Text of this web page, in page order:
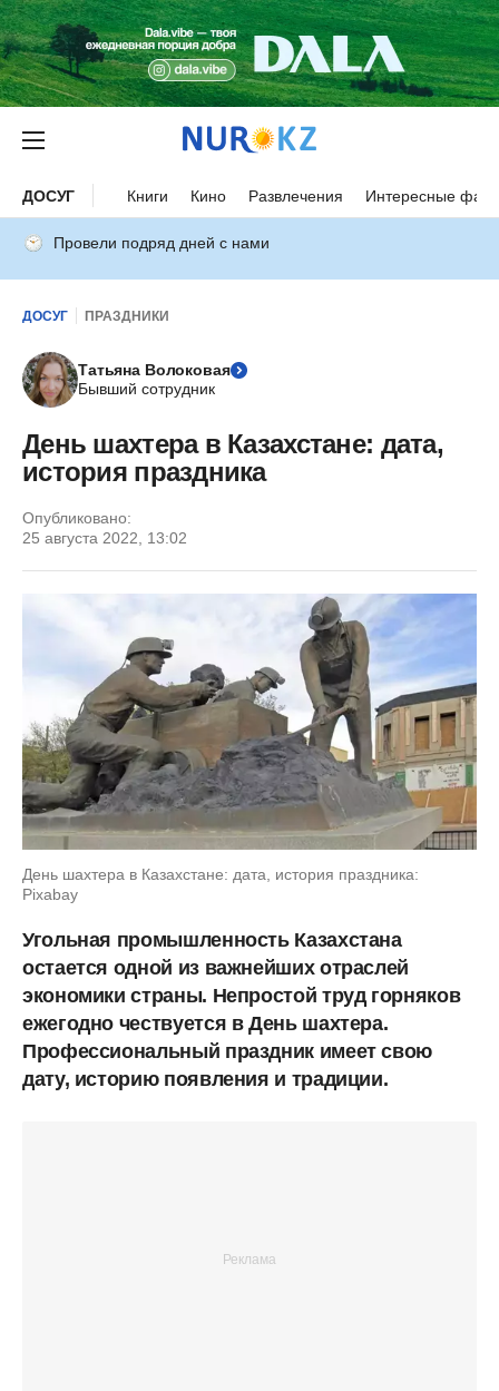
ДОСУГ Книги Кино Развлечения Интересные
Провели подряд дней с нами
ДОСУГ ПРАЗДНИКИ
Татьяна Волоковая
Бывший сотрудник
День шахтера в Казахстане: дата,
история праздника
Опубликовано:
25 августа 2022, 13:02
День шахтера в Казахстане: дата, история праздника:
Pixabay
Угольная промышленность Казахстана
остается одной из важнейших отраслей
экономики страны. Непростой труд горняков
ежегодно чествуется в День шахтера.
Профессиональный праздник имеет свою
дату, историю появления и традиции.